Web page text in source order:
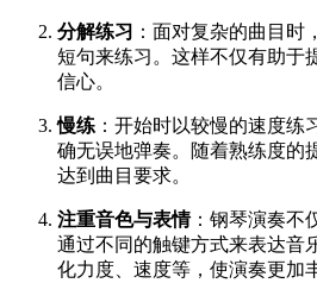
分解练习 ：面对复杂的曲目时
短句来练习。这样不仅有助于
信心。
慢练 ：开始时以较慢的速度
确无误地弹奏。随着熟练度的
达到曲目要求。
注重音色与表情：钢琴演奏不
通过不同的触键方式来表达音
化力度、速度等，使演奏更加